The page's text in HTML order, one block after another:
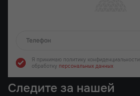
Я принимаю политику конфиденциальности
обработку персональных данных
Следите за нашей